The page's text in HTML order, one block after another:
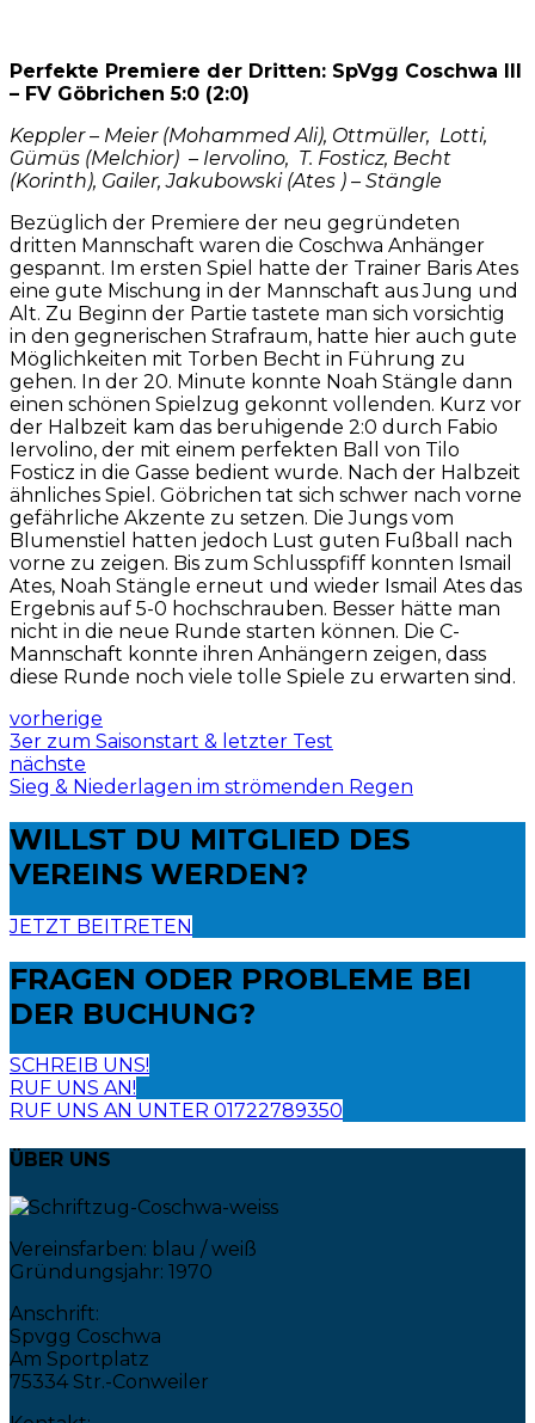
Perfekte Premiere der Dritten: SpVgg Coschwa III
– FV Göbrichen 5:0 (2:0)
Keppler – Meier (Mohammed Ali), Ottmüller, Lotti,
Gümüs (Melchior) – Iervolino, T. Fosticz, Becht
(Korinth), Gailer, Jakubowski (Ates ) – Stängle
Bezüglich der Premiere der neu gegründeten
dritten Mannschaft waren die Coschwa Anhänger
gespannt. Im ersten Spiel hatte der Trainer Baris Ates
eine gute Mischung in der Mannschaft aus Jung und
Alt. Zu Beginn der Partie tastete man sich vorsichtig
in den gegnerischen Strafraum, hatte hier auch gute
Möglichkeiten mit Torben Becht in Führung zu
gehen. In der 20. Minute konnte Noah Stängle dann
einen schönen Spielzug gekonnt vollenden. Kurz vor
der Halbzeit kam das beruhigende 2:0 durch Fabio
Iervolino, der mit einem perfekten Ball von Tilo
Fosticz in die Gasse bedient wurde. Nach der Halbzeit
ähnliches Spiel. Göbrichen tat sich schwer nach vorne
gefährliche Akzente zu setzen. Die Jungs vom
Blumenstiel hatten jedoch Lust guten Fußball nach
vorne zu zeigen. Bis zum Schlusspfiff konnten Ismail
Ates, Noah Stängle erneut und wieder Ismail Ates das
Ergebnis auf 5-0 hochschrauben. Besser hätte man
nicht in die neue Runde starten können. Die C-
Mannschaft konnte ihren Anhängern zeigen, dass
diese Runde noch viele tolle Spiele zu erwarten sind.
vorherige
3er zum Saisonstart & letzter Test
nächste
Sieg & Niederlagen im strömenden Regen
WILLST DU MITGLIED DES
VEREINS WERDEN?
JETZT BEITRETEN
FRAGEN ODER PROBLEME BEI
DER BUCHUNG?
SCHREIB UNS!
RUF UNS AN!
RUF UNS AN UNTER 01722789350
ÜBER UNS
Vereinsfarben: blau / weiß
Gründungsjahr: 1970
Anschrift:
Spvgg Coschwa
Am Sportplatz
75334 Str.-Conweiler